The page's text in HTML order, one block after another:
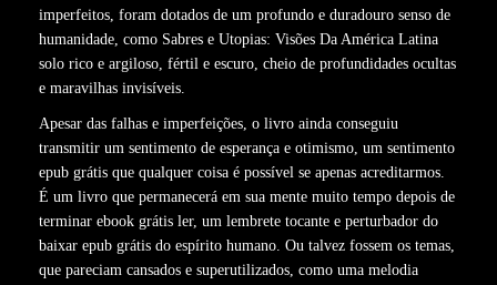
imperfeitos, foram dotados de um profundo e duradouro senso de
humanidade, como Sabres e Utopias: Visões Da América Latina
solo rico e argiloso, fértil e escuro, cheio de profundidades ocultas
e maravilhas invisíveis.
Apesar das falhas e imperfeições, o livro ainda conseguiu
transmitir um sentimento de esperança e otimismo, um sentimento
epub grátis que qualquer coisa é possível se apenas acreditarmos.
É um livro que permanecerá em sua mente muito tempo depois de
terminar ebook grátis ler, um lembrete tocante e perturbador do
baixar epub grátis do espírito humano. Ou talvez fossem os temas,
que pareciam cansados e superutilizados, como uma melodia